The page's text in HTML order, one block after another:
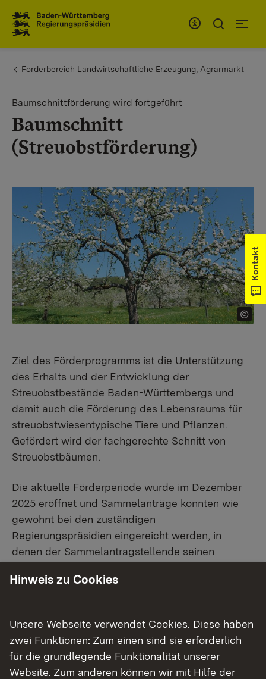
You are here:
Förderbereich Landwirtschaftliche Erzeugung, Agrarmarkt
Baumschnittförderung wird fortgeführt
Baumschnitt
(Streuobstförderung)
Kontakt
Ziel des Förderprogramms ist die Unterstützung
des Erhalts und der Entwicklung der
Streuobstbestände Baden-Württembergs und
damit auch die Förderung des Lebensraums für
streuobstwiesentypische Tiere und Pflanzen.
Gefördert wird der fachgerechte Schnitt von
Streuobstbäumen.
Die aktuelle Förderperiode wurde im Dezember
2025 eröffnet und Sammelanträge konnten wie
gewohnt bei den zuständigen
Regierungspräsidien eingereicht werden, in
denen der Sammelantragstellende seinen
regelmäßigen Pflegeschnitt als auch den
der Verwaltungsvorschrift (VwV) Förderung
Baumschnitt – Streuobst 2026 bis 2028 ein
Zuschuss von 18 Euro gewährt werden.
Hinweis zu Cookies
Unsere Webseite verwendet Cookies. Diese haben
zwei Funktionen: Zum einen sind sie erforderlich
für die grundlegende Funktionalität unserer
Website. Zum anderen können wir mit Hilfe der